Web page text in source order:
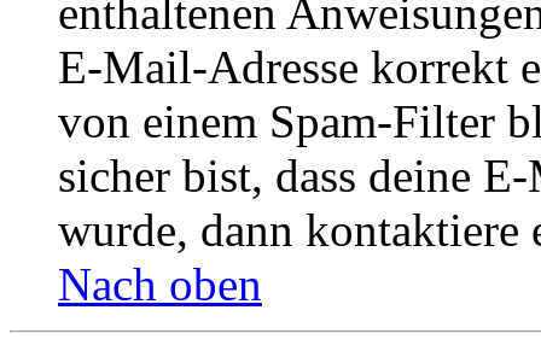
enthaltenen
E-Mail-Adresse korrekt
von einem Spam-Filter
sicher bist, dass deine
wurde, dann kontaktiere
Nach oben